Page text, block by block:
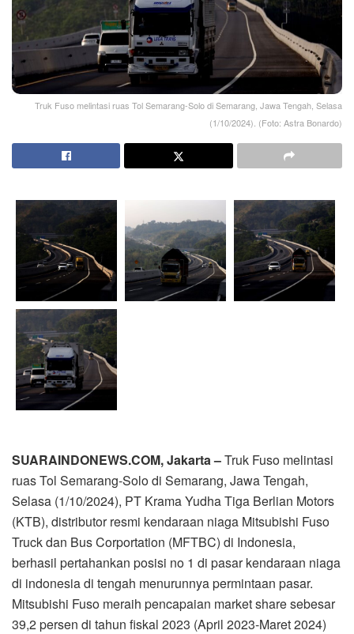
Truk Fuso melintasi ruas Tol Semarang-Solo di Semarang, Jawa Tengah, Selasa
(1/10/2024). (Foto: Astra Bonardo)
SUARAINDONEWS.COM, Jakarta –Truk Fuso melintasi
ruas Tol Semarang-Solo di Semarang, Jawa Tengah,
Selasa (1/10/2024), PT Krama Yudha Tiga Berlian Motors
(KTB), distributor resmi kendaraan niaga Mitsubishi Fuso
Truck dan Bus Corportation (MFTBC) di Indonesia,
berhasil pertahankan posisi no 1 di pasar kendaraan niaga
di indonesia di tengah menurunnya permintaan pasar.
Mitsubishi Fuso meraih pencapaian market share sebesar
39,2 persen di tahun fiskal 2023 (April 2023-Maret 2024)